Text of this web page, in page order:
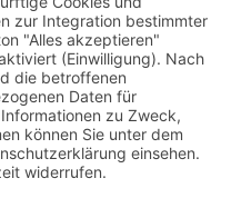
BONASPESGmbH